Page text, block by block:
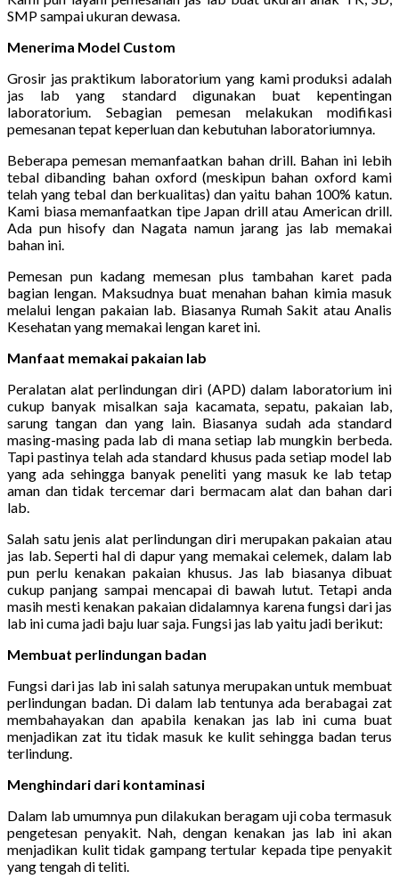
SMP sampai ukuran dewasa.
Menerima Model Custom
Grosir jas praktikum laboratorium yang kami produksi adalah
jas lab yang standard digunakan buat kepentingan
laboratorium. Sebagian pemesan melakukan modifikasi
pemesanan tepat keperluan dan kebutuhan laboratoriumnya.
Beberapa pemesan memanfaatkan bahan drill. Bahan ini lebih
tebal dibanding bahan oxford (meskipun bahan oxford kami
telah yang tebal dan berkualitas) dan yaitu bahan 100% katun.
Kami biasa memanfaatkan tipe Japan drill atau American drill.
Ada pun hisofy dan Nagata namun jarang jas lab memakai
bahan ini.
Pemesan pun kadang memesan plus tambahan karet pada
bagian lengan. Maksudnya buat menahan bahan kimia masuk
melalui lengan pakaian lab. Biasanya Rumah Sakit atau Analis
Kesehatan yang memakai lengan karet ini.
Manfaat memakai pakaian lab
Peralatan alat perlindungan diri (APD) dalam laboratorium ini
cukup banyak misalkan saja kacamata, sepatu, pakaian lab,
sarung tangan dan yang lain. Biasanya sudah ada standard
masing-masing pada lab di mana setiap lab mungkin berbeda.
Tapi pastinya telah ada standard khusus pada setiap model lab
yang ada sehingga banyak peneliti yang masuk ke lab tetap
aman dan tidak tercemar dari bermacam alat dan bahan dari
lab.
Salah satu jenis alat perlindungan diri merupakan pakaian atau
jas lab. Seperti hal di dapur yang memakai celemek, dalam lab
pun perlu kenakan pakaian khusus. Jas lab biasanya dibuat
cukup panjang sampai mencapai di bawah lutut. Tetapi anda
masih mesti kenakan pakaian didalamnya karena fungsi dari jas
lab ini cuma jadi baju luar saja. Fungsi jas lab yaitu jadi berikut:
Membuat perlindungan badan
Fungsi dari jas lab ini salah satunya merupakan untuk membuat
perlindungan badan. Di dalam lab tentunya ada berabagai zat
membahayakan dan apabila kenakan jas lab ini cuma buat
menjadikan zat itu tidak masuk ke kulit sehingga badan terus
terlindung.
Menghindari dari kontaminasi
Dalam lab umumnya pun dilakukan beragam uji coba termasuk
pengetesan penyakit. Nah, dengan kenakan jas lab ini akan
menjadikan kulit tidak gampang tertular kepada tipe penyakit
yang tengah di teliti.